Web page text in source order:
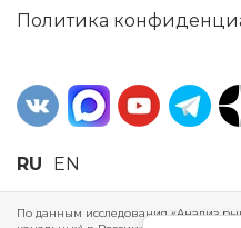
Политика
RU EN
По данным исследования «Анализ